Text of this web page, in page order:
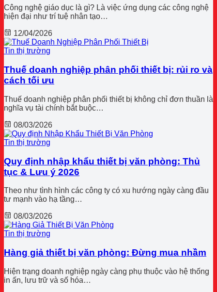
Công nghệ giáo dục là gì? Là việc ứng dụng các công nghệ
hiện đại như trí tuệ nhân tạo…
12/04/2026
Tin thị trường
Thuế doanh nghiệp phân phối thiết bị: rủi ro và
cách tối ưu
Thuế doanh nghiệp phân phối thiết bị không chỉ đơn thuần là
nghĩa vụ tài chính bắt buộc…
08/03/2026
Tin thị trường
Quy định nhập khẩu thiết bị văn phòng: Thủ
tục & Lưu ý 2026
Theo như tình hình các công ty có xu hướng ngày càng đầu
tư mạnh vào hạ tầng…
08/03/2026
Tin thị trường
Hàng giả thiết bị văn phòng: Đừng mua nhầm
Hiện trạng doanh nghiệp ngày càng phụ thuộc vào hệ thống
in ấn, lưu trữ và số hóa…